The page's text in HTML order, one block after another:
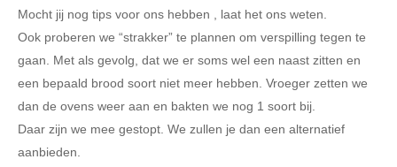
Mocht jij nog tips voor ons hebben , laat het ons weten.
Ook proberen we “strakker” te plannen om verspilling tegen te
gaan. Met als gevolg, dat we er soms wel een naast zitten en
een bepaald brood soort niet meer hebben. Vroeger zetten we
dan de ovens weer aan en bakten we nog 1 soort bij.
Daar zijn we mee gestopt. We zullen je dan een alternatief
aanbieden.